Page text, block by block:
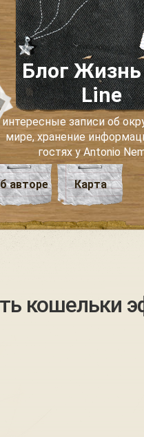
Блог Жизнь
Line
интересные записи об
мире, хранение
гостях у Antonio
авторе Карта
кошельки